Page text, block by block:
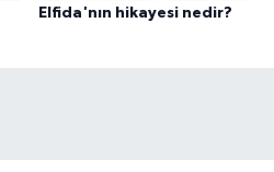
Elfida'nın hikayesi nedir?